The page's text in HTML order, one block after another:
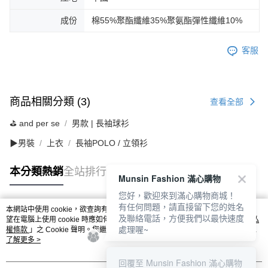
成份 棉55%聚酯纖維35%聚氨酯彈性纖維10%
客服
商品相關分類 (3) 查看全部
⛳️ and per se 男款 | 長袖球衫
▶男裝 上衣 長袖POLO / 立領衫
本分類熱銷全站排行
熱門標籤
本網站中使用 cookie，欲查詢有關本網站使用 cookie 方式之詳情，及若您不希
望在電腦上使用 cookie 時應如何變更電腦的 cookie 設定，請參閱本網站「
隱私
權條款 」之 Cookie 聲明。您繼續使用本網站即表示您同意本公司得按本網站使
用條款之 Cookie 聲明使用 cookie。
了解更多 >
Munsin Fashion 滿心購物
您好，歡迎來到滿心購物商城！
有任何問題，請直接留下您的姓名
及聯絡電話，方便我們以最快速度
處理喔~
回覆至 Munsin Fashion 滿心購物